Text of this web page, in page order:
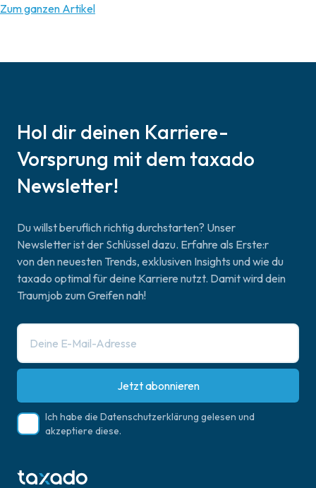
Zum ganzen Artikel
Hol dir deinen Karriere-
Vorsprung mit dem taxado
Newsletter!
Du willst beruflich richtig durchstarten? Unser
Newsletter ist der Schlüssel dazu. Erfahre als Erste:r
von den neuesten Trends, exklusiven Insights und wie du
taxado optimal für deine Karriere nutzt. Damit wird dein
Traumjob zum Greifen nah!
Jetzt abonnieren
Ich habe die Datenschutzerklärung gelesen und
akzeptiere diese.